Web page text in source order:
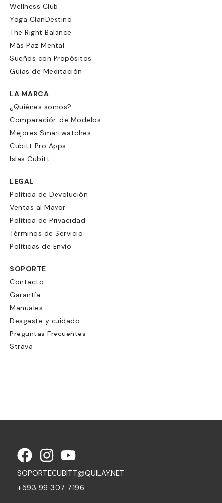
Wellness Club
Yoga ClanDestino
The Right Balance
Más Paz Mental
Sueños con Propósitos
Guías de Meditación
LA MARCA
¿Quiénes somos?
Comparación de Modelos
Mejores Smartwatches
Cubitt Pro Apps
Islas Cubitt
LEGAL
Política de Devolución
Ventas al Mayor
Política de Privacidad
Términos de Servicio
Políticas de Envío
SOPORTE
Contacto
Garantía
Manuales
Desgaste y cuidado
Preguntas Frecuentes
Strava
SOPORTECUBITT@QUILAY.NET
+593 99 307 7196